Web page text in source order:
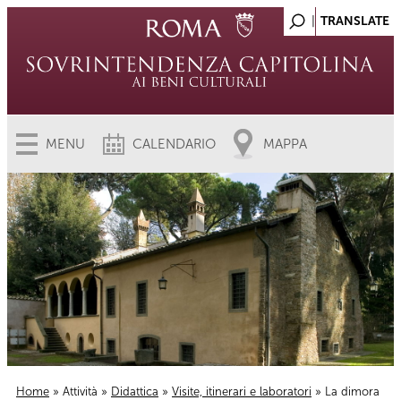
MENU CALENDARIO MAPPA
Home » Attività » Didattica » Visite, itinerari e laboratori » La dimora